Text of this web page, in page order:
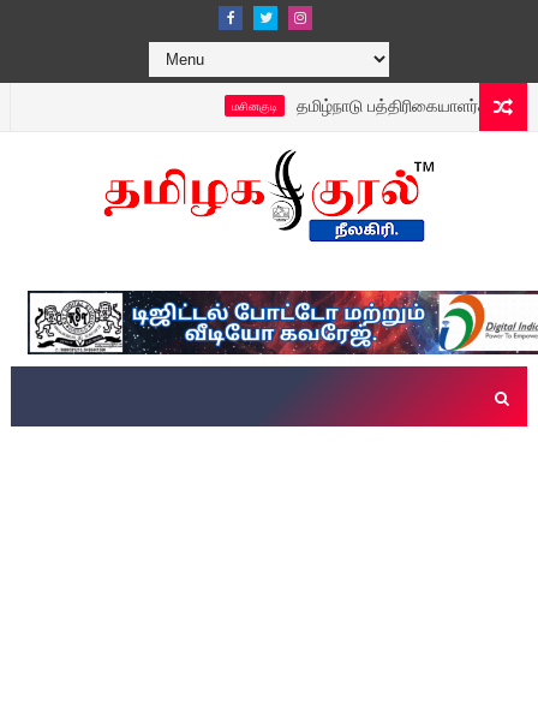
தமிழ்நாடு பத்திரிகையாளர்கள் சங்கம்,